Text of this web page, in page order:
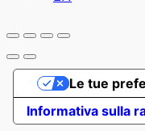
Informativa sulla
Le tue